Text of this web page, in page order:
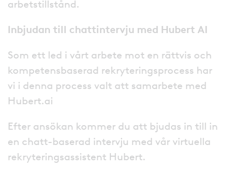
arbetstillstånd.
Inbjudan till chattintervju med Hubert AI
Som ett led i vårt arbete mot en rättvis och
kompetensbaserad rekryteringsprocess har
vi i denna process valt att samarbete med
Hubert.ai
Efter ansökan kommer du att bjudas in till in
en chatt-baserad intervju med vår virtuella
rekryteringsassistent Hubert.